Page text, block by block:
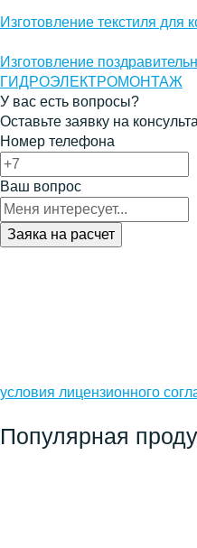
Изготовление текстиля
Изготовление
ГИДРОЭЛЕКТРОМОНТАЖ
У вас есть вопросы?
Оставьте заявку на
Номер телефона
Ваш вопрос
условия лицензионного
Популярная